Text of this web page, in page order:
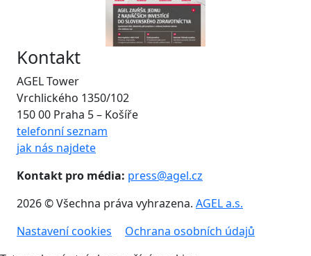
Kontakt
AGEL Tower
Vrchlického 1350/102
150 00 Praha 5 – Košíře
telefonní seznam
jak nás najdete
Kontakt pro média: press@agel.cz
2026 © Všechna práva vyhrazena. AGEL a.s.
Nastavení cookies
Ochrana osobních údajů